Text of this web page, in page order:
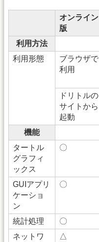
オンライン
版
利用方法
利用形態
ブラウザで
利用
ドリトルの
サイトから
起動
機能
タートル
グラフィ
ックス
〇
GUIアプリ
ケーショ
ン
〇
統計処理 〇
ネットワ
△